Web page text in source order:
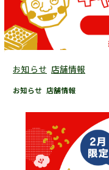
お知らせ ,店舗情報
お知らせ 店舗情報